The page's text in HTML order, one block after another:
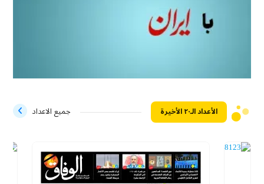
الأعداد الـ۲۰ الأخيرة جميع الاعداد